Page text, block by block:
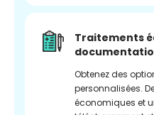
Traitements
Obtenez des
personnalisées.
économiques et